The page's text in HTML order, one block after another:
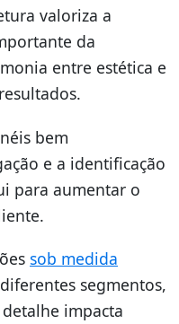
valoriza a
da
entre estética e
bem
e a identificação
para aumentar o
sob medida
segmentos,
impacta